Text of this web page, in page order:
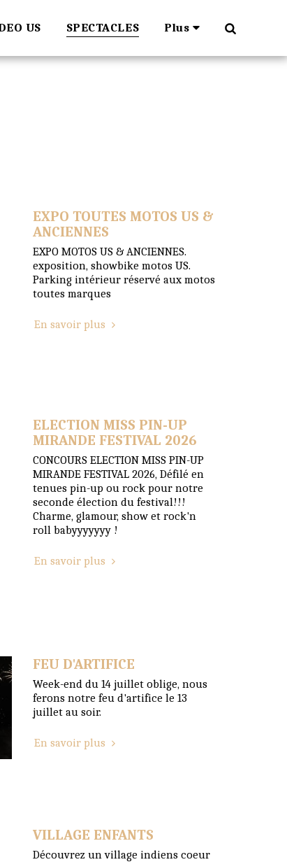
US SPECTACLES Plus
EXPO TOUTES MOTOS US &
ANCIENNES
EXPO MOTOS US & ANCIENNES.
exposition, showbike motos US.
Parking intérieur réservé aux motos
toutes marques
En savoir plus
ELECTION MISS PIN-UP
MIRANDE FESTIVAL 2026
CONCOURS ELECTION MISS PIN-UP
MIRANDE FESTIVAL 2026, Défilé en
tenues pin-up ou rock pour notre
seconde élection du festival!!!
Charme, glamour, show et rock'n
roll babyyyyyyy !
En savoir plus
FEU D'ARTIFICE
Week-end du 14 juillet oblige, nous
ferons notre feu d'artifice le 13
juillet au soir.
En savoir plus
VILLAGE ENFANTS
Découvrez un village indiens coeur